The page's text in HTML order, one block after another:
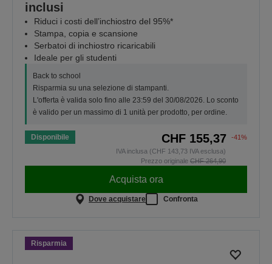
inclusi
Riduci i costi dell’inchiostro del 95%*
Stampa, copia e scansione
Serbatoi di inchiostro ricaricabili
Ideale per gli studenti
Back to school
Risparmia su una selezione di stampanti.
L'offerta è valida solo fino alle 23:59 del 30/08/2026. Lo sconto
è valido per un massimo di 1 unità per prodotto, per ordine.
Disponibile CHF 155,37
-41%
IVA inclusa (CHF 143,73 IVA esclusa)
Prezzo originale CHF 264,90
Acquista ora
Dove acquistare Confronta
Risparmia